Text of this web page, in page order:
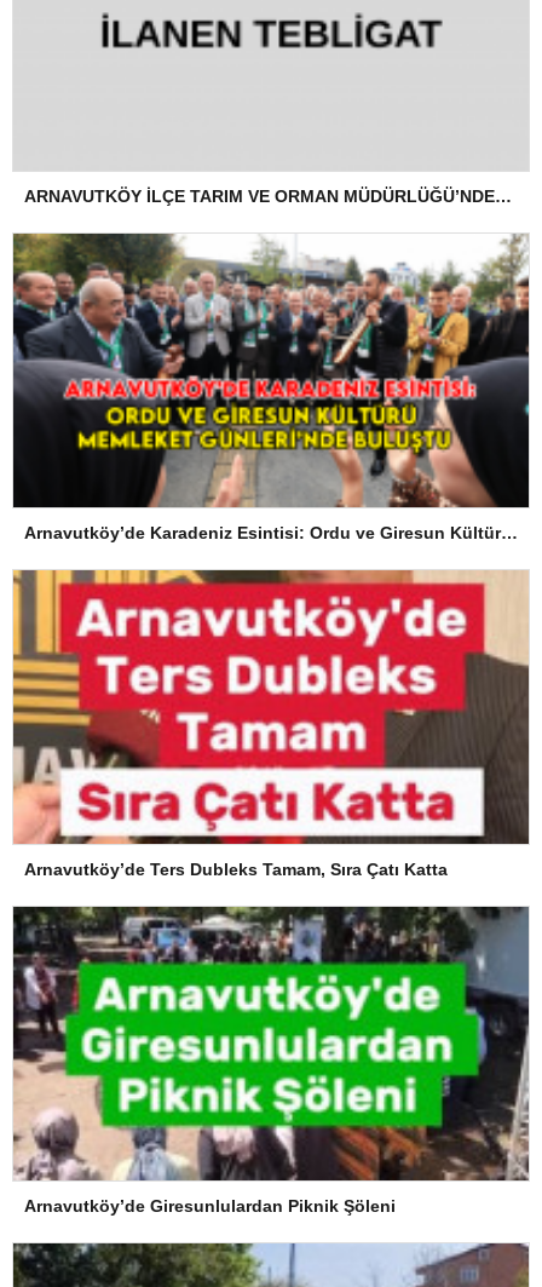
ARNAVUTKÖY İLÇE TARIM VE ORMAN MÜDÜRLÜĞÜ’NDEN İLANEN TEBLİGAT
Arnavutköy’de Karadeniz Esintisi: Ordu ve Giresun Kültürü Memleket Günleri’nde Buluştu
Arnavutköy’de Ters Dubleks Tamam, Sıra Çatı Katta
Arnavutköy’de Giresunlulardan Piknik Şöleni